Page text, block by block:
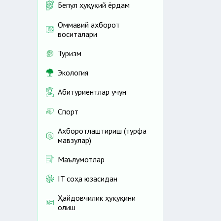
Бепул ҳуқуқий ёрдам
Оммавий ахборот
воситалари
Туризм
Экология
Абитуриентлар учун
Спорт
Ахборотлаштириш (турфа
мавзулар)
Маълумотлар
IT соҳа юзасидан
Ҳайдовчилик ҳуқуқини
олиш